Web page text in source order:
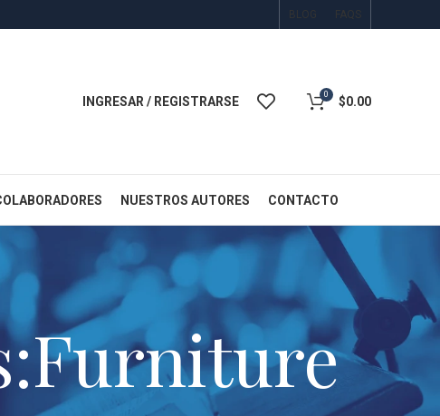
BLOG FAQS
INGRESAR / REGISTRARSE 0 $0.00
NUESTROS AUTORES CONTACTO